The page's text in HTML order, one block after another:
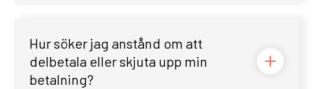
Hur söker jag anstånd om att
delbetala eller skjuta upp min
betalning?